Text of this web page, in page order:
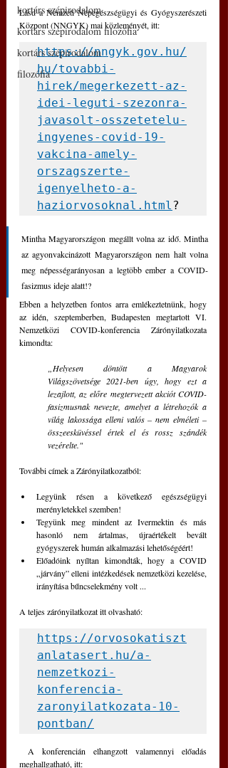
kortárs szépirodalom
kortárs szépirodalom filozófia
kortárs szépirodalom
filozófia
Lásd a Nemzeti Népegészségügyi és Gyógyszerészeti
Központ (NNGYK) mai közleményét, itt:
https://nngyk.gov.hu/
hu/tovabbi-
hirek/megerkezett-az-
idei-leguti-szezonra-
javasolt-osszetetelu-
ingyenes-covid-19-
vakcina-amely-
orszagszerte-
igenyelheto-a-
haziorvosoknal.html ?
Mintha Magyarországon megállt volna az idő. Mintha
az agyonvakcinázott Magyarországon nem halt volna
meg népességarányosan a legtöbb ember a COVID-
fasizmus ideje alatt!?
Ebben a helyzetben fontos arra emlékeztetnünk, hogy
az idén, szeptemberben, Budapesten megtartott VI.
Nemzetközi COVID-konferencia Zárónyilatkozata
kimondta:
„Helyesen döntött a Magyarok
Világszövetsége 2021-ben úgy, hogy ezt a
lezajlott, az előre megtervezett akciót COVID-
fasizmusnak nevezte, amelyet a létrehozók a
világ lakossága elleni valós – nem elméleti –
összeesküvéssel értek el és rossz szándék
vezérelte."
További címek a Zárónyilatkozatból:
Legyünk résen a következő egészségügyi
merényletekkel szemben!
Tegyünk meg mindent az Ivermektin és más
hasonló nem ártalmas, újraértékelt bevált
gyógyszerek humán alkalmazási lehetőségéért!
Előadóink nyíltan kimondták, hogy a COVID
„járvány” elleni intézkedések nemzetközi kezelése,
irányítása bűncselekmény volt ...
A teljes zárónyilatkozat itt olvasható:
https://orvosokatiszt
anlatasert.hu/a-
nemzetkozi-
konferencia-
zaronyilatkozata-10-
pontban/
A konferencián elhangzott valamennyi előadás
meghallgatható, itt: